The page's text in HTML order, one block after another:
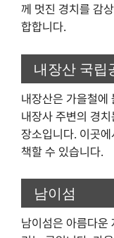
께 멋진 경치를 감
합합니다.
내장산 국립
내장산은 가을철에
내장사 주변의 경
장소입니다. 이곳
책할 수 있습니다.
남이섬
남이섬은 아름다운